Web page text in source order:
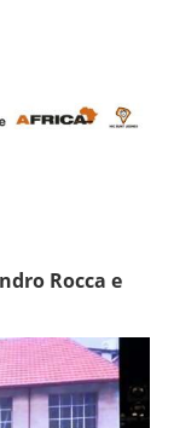
Rocca e